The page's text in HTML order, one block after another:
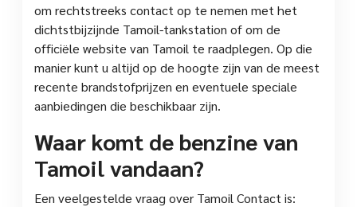
om rechtstreeks contact op te nemen met het
dichtstbijzijnde Tamoil-tankstation of om de
officiële website van Tamoil te raadplegen. Op die
manier kunt u altijd op de hoogte zijn van de meest
recente brandstofprijzen en eventuele speciale
aanbiedingen die beschikbaar zijn.
Waar komt de benzine van
Tamoil vandaan?
Een veelgestelde vraag over Tamoil Contact is: